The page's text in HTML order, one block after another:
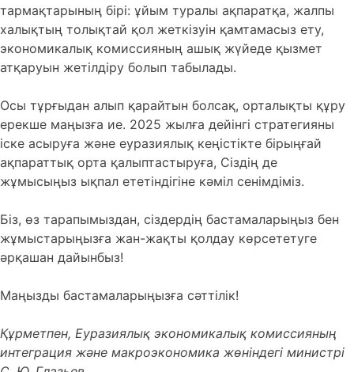
тармақтарының бірі: ұйым туралы ақпаратқа, жалпы
халықтың толықтай қол жеткізуін қамтамасыз ету,
экономикалық комиссияның ашық жүйеде қызмет
атқаруын жетілдіру болып табылады.
Осы тұрғыдан алып қарайтын болсақ, орталықты құру
ерекше маңызға ие. 2025 жылға дейінгі стратегияны
іске асыруға және еуразиялық кеңістікте бірыңғай
ақпараттық орта қалыптастыруға, Сіздің де
жұмысыңыз ықпал ететіндігіне кәміл сенімдіміз.
Біз, өз тарапымыздан, сіздердің бастамаларыңыз бен
жұмыстарыңызға жан-жақты қолдау көрсететуге
әрқашан дайынбыз!
Маңызды бастамаларыңызға сәттілік!
Құрметпен, Еуразиялық экономикалық комиссияның
интеграция және макроэкономика жөніндегі министрі